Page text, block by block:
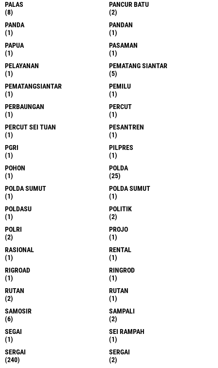
PALAS
(8)
PANCUR BATU
(2)
PANDA
(1)
PANDAN
(1)
PAPUA
(1)
PASAMAN
(1)
PELAYANAN
(1)
PEMATANG SIANTAR
(5)
PEMATANGSIANTAR
(1)
PEMILU
(1)
PERBAUNGAN
(1)
PERCUT
(1)
PERCUT SEI TUAN
(1)
PESANTREN
(1)
PGRI
(1)
PILPRES
(1)
POHON
(1)
POLDA
(25)
POLDA SUMUT
(1)
POLDA SUMUT
(1)
POLDASU
(1)
POLITIK
(2)
POLRI
(2)
PROJO
(1)
RASIONAL
(1)
RENTAL
(1)
RIGROAD
(1)
RINGROD
(1)
RUTAN
(2)
RUTAN
(1)
SAMOSIR
(6)
SAMPALI
(2)
SEGAI
(1)
SEI RAMPAH
(1)
SERGAI
(240)
SERGAI
(2)